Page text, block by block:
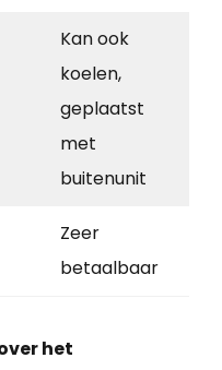
Kan ook
koelen,
geplaatst
met
buitenunit
Zeer
betaalbaar
het